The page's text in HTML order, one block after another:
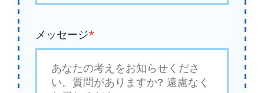
メッセージ*